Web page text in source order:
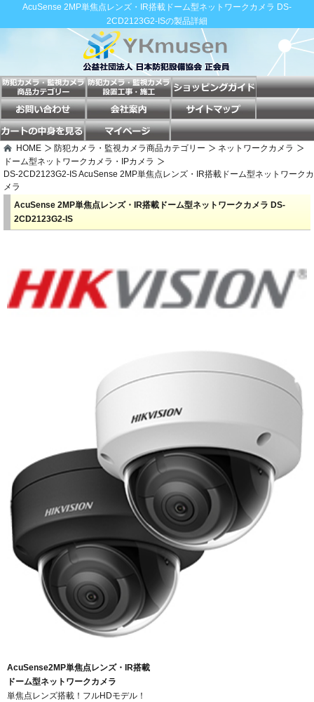
AcuSense 2MP単焦点レンズ・IR搭載ドーム型ネットワークカメラ DS-
2CD2123G2-ISの製品詳細
HOME 防犯カメラ・監視カメラ商品カテゴリー
ネットワークカメラ
ドーム型ネットワークカメラ・IPカメラ
DS-2CD2123G2-IS AcuSense 2MP単焦点レンズ・IR搭載ドーム型ネットワークカ
メラ
AcuSense 2MP単焦点レンズ・IR搭載ドーム型ネットワークカメラ DS-
2CD2123G2-IS
AcuSense2MP単焦点レンズ・IR搭載
ドーム型ネットワークカメラ
単焦点レンズ搭載！フルHDモデル！